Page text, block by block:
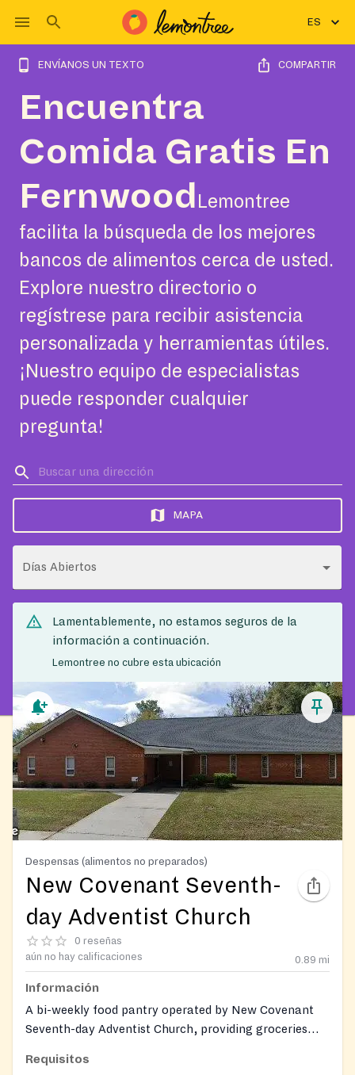
ES
ENVÍANOS UN TEXTO COMPARTIR
Encuentra
Comida Gratis En
Fernwood Lemontree
facilita la búsqueda de los mejores
bancos de alimentos cerca de usted.
Explore nuestro directorio o
regístrese para recibir asistencia
personalizada y herramientas útiles.
¡Nuestro equipo de especialistas
puede responder cualquier
pregunta!
MAPA
Días Abiertos
Lamentablemente, no estamos seguros de la
información a continuación.
Lemontree no cubre esta ubicación
Despensas (alimentos no preparados)
New Covenant Seventh-
day Adventist Church
0 reseñas
aún no hay calificaciones
0.89 mi
Información
A bi-weekly food pantry operated by New Covenant
Seventh-day Adventist Church, providing groceries
experiencing food insecurity. The pantry serves on a
Requisitos